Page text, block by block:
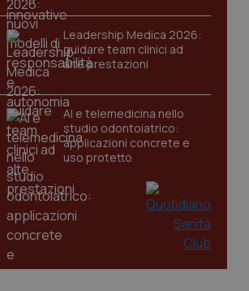
Leadership Medica 2026:
guidare team clinici ad
alte prestazioni
AI e telemedicina nello
studio odontoiatrico:
applicazioni concrete e
uso protetto